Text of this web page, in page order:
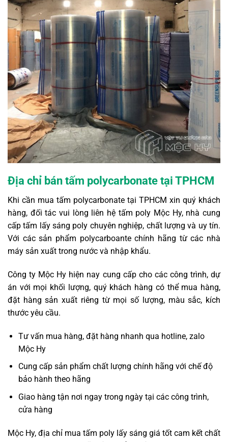
Địa chỉ bán tấm polycarbonate tại TPHCM
Khi cần mua tấm polycarbonate tại TPHCM xin quý khách
hàng, đối tác vui lòng liên hệ tấm poly Mộc Hy, nhà cung
cấp tấm lấy sáng poly chuyên nghiệp, chất lượng và uy tín.
Với các sản phẩm polycarboante chính hãng từ các nhà
máy sản xuất trong nước và nhập khẩu.
Công ty Mộc Hy hiện nay cung cấp cho các công trình, dự
án với mọi khối lượng, quý khách hàng có thể mua hàng,
đặt hàng sản xuất riêng từ mọi số lượng, màu sắc, kích
thước yêu cầu.
Tư vấn mua hàng, đặt hàng nhanh qua hotline, zalo
Mộc Hy
Cung cấp sản phẩm chất lượng chính hãng với chế độ
bảo hành theo hãng
Giao hàng tận nơi ngay trong ngày tại các công trình,
cửa hàng
Mộc Hy, địa chỉ mua tấm poly lấy sáng giá tốt cam kết chất